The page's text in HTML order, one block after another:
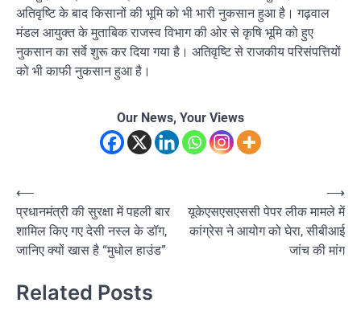
अतिवृष्टि के बाद किसानों की भूमि को भी भारी नुकसान हुआ है। गढ़वाल
मंडल आयुक्त के मुताबिक राजस्व विभाग की ओर से कृषि भूमि को हुए
नुकसान का सर्वे शुरू कर दिया गया है। अतिवृष्टि से राजकीय परिसंपत्तियों
को भी काफी नुकसान हुआ है।
Our News, Your Views
Post
navigation
⟵
प्रधानमंत्री की सुरक्षा में पहली बार
शामिल किए गए देसी नस्ल के डॉग,
जानिए क्यों खास है “मुधोल हाउंड”
यूकेएसएसएससी पेपर लीक मामले में
कांग्रेस ने आयोग को घेरा, सीबीआई
जांच की मांग
⟶
Related Posts